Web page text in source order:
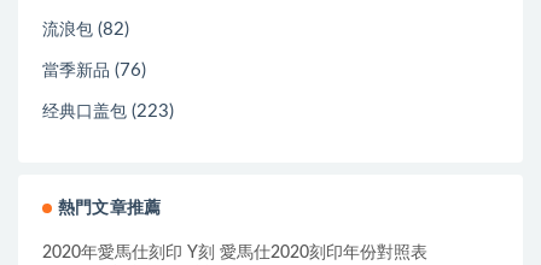
流浪包 (82)
當季新品 (76)
经典口盖包 (223)
熱門文章推薦
2020年愛馬仕刻印 Y刻 愛馬仕2020刻印年份對照表